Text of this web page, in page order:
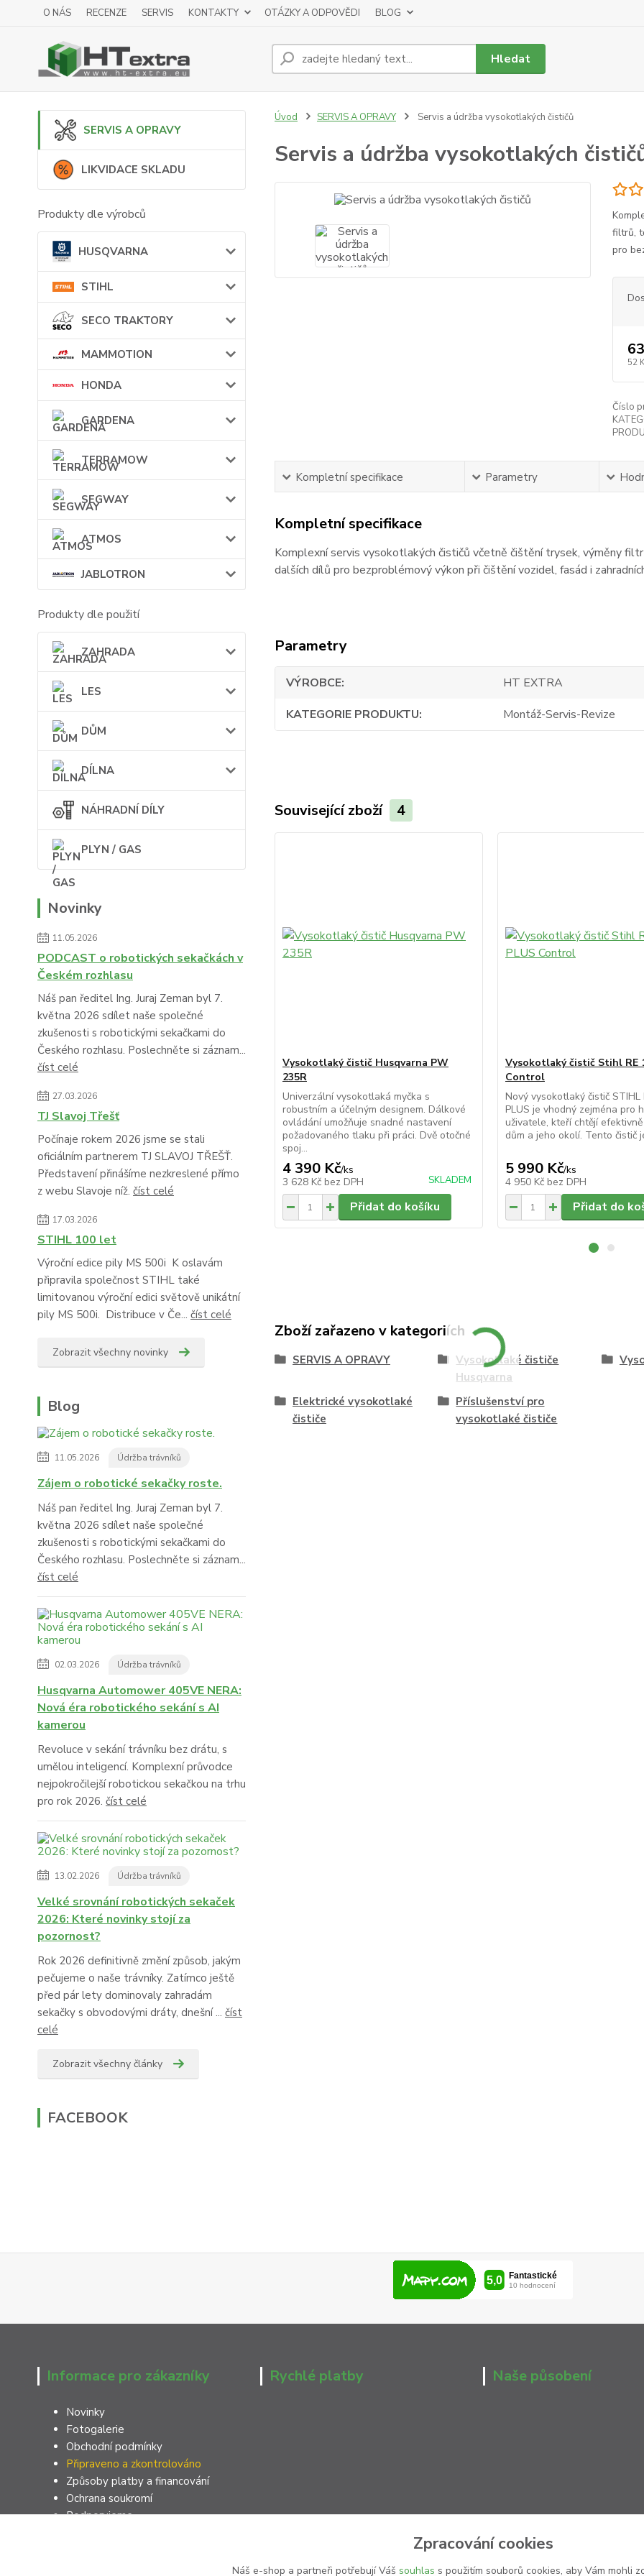
O NÁS RECENZE SERVIS KONTAKTY OTÁZKY A ODPOVĚDI BLOG
Hledat
SERVIS A OPRAVY
LIKVIDACE SKLADU
Produkty dle výrobců
HUSQVARNA
STIHL
SECO TRAKTORY
MAMMOTION
HONDA
GARDENA
TERRAMOW
SEGWAY
ATMOS
JABLOTRON
Produkty dle použití
ZAHRADA
LES
DŮM
DÍLNA
NÁHRADNÍ DÍLY
PLYN / GAS
Novinky
11.05.2026
PODCAST o robotických sekačkách v
Českém rozhlasu
Náš pan ředitel Ing. Juraj Zeman byl 7.
května 2026 sdílet naše společné
zkušenosti s robotickými sekačkami do
Českého rozhlasu. Poslechněte si záznam...
číst celé
27.03.2026
TJ Slavoj Třešť
Počínaje rokem 2026 jsme se stali
oficiálním partnerem TJ SLAVOJ TŘEŠŤ.
Představení přinášíme nezkreslené přímo
z webu Slavoje níž. číst celé
17.03.2026
STIHL 100 let
Výroční edice pily MS 500i K oslavám
připravila společnost STIHL také
limitovanou výroční edici světově unikátní
pily MS 500i. Distribuce v Če... číst celé
Zobrazit všechny novinky
Blog
11.05.2026 Údržba trávníků
Zájem o robotické sekačky roste.
Náš pan ředitel Ing. Juraj Zeman byl 7.
května 2026 sdílet naše společné
zkušenosti s robotickými sekačkami do
Českého rozhlasu. Poslechněte si záznam...
číst celé
02.03.2026 Údržba trávníků
Husqvarna Automower 405VE NERA:
Nová éra robotického sekání s AI
kamerou
Revoluce v sekání trávníku bez drátu, s
umělou inteligencí. Komplexní průvodce
nejpokročilejší robotickou sekačkou na trhu
pro rok 2026. číst celé
13.02.2026 Údržba trávníků
Velké srovnání robotických sekaček
2026: Které novinky stojí za
pozornost?
Rok 2026 definitivně změní způsob, jakým
pečujeme o naše trávníky. Zatímco ještě
před pár lety dominovaly zahradám
sekačky s obvodovými dráty, dnešní ... číst
celé
Zobrazit všechny články
FACEBOOK
Úvod SERVIS A OPRAVY Servis a údržba vysokotlakých čističů
Servis a údržba vysokotlakých
filtrů,
pro
52
Číslo
Kompletní specifikace Parametry
Kompletní specifikace
Komplexní servis vysokotlakých čističů včetně čištění trysek, výměny
dalších dílů pro bezproblémový výkon při čištění vozidel, fasád i
Parametry
VÝROBCE
HT EXTRA
KATEGORIE PRODUKTU
Montáž-Servis-Revize
Související zboží 4
Vysokotlaký čistič Husqvarna PW
235R
Univerzální vysokotlaká myčka s
robustním a účelným designem. Dálkové
ovládání umožňuje snadné nastavení
požadovaného tlaku při práci. Dvě otočné
spoj...
4 390 Kč/ks
3 628 Kč bez DPH SKLADEM
Přidat do košíku
Vysokotlaký čistič Stihl RE
Control
Nový vysokotlaký čistič STIHL
PLUS je vhodný zejména pro
uživatele, kteří chtějí
dům a jeho okolí. Tento čistič
5 990 Kč/ks
4 950 Kč bez DPH
Přidat do
Zboží zařazeno v kategoriích
SERVIS A OPRAVY
Vysokotlaké čističe
Husqvarna
Elektrické vysokotlaké
čističe
Příslušenství pro
vysokotlaké čističe
Informace pro zákazníky
Novinky
Fotogalerie
Obchodní podmínky
Připraveno a zkontrolováno
Způsoby platby a financování
Ochrana soukromí
Podporujeme
Rychlé platby Naše působení
Zpracování cookies
Náš e-shop a partneři potřebují Váš souhlas s použitím souborů cookies, aby Vám mohli